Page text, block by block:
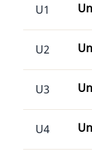
U1
U2
U3
U4